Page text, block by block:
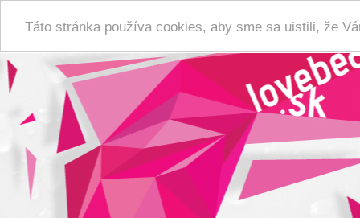
Táto stránka používa cookies, aby sme sa uistili, že